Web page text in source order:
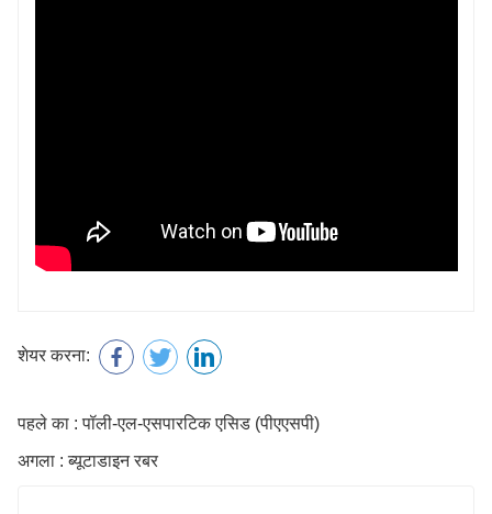
शेयर करना:
पहले का : पॉली-एल-एसपारटिक एसिड (पीएएसपी)
अगला : ब्यूटाडाइन रबर